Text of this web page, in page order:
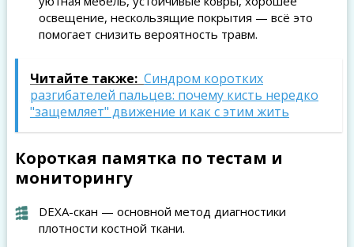
освещение, нескользящие покрытия — всё это
помогает снизить вероятность травм.
Читайте также: Синдром коротких
разгибателей пальцев: почему кисть нередко
"защемляет" движение и как с этим жить
Короткая памятка по тестам и
мониторингу
DEXA-скан — основной метод диагностики
плотности костной ткани.